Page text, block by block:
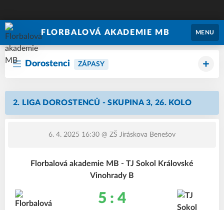
FLORBALOVÁ AKADEMIE MB MENU
Dorostenci ZÁPASY
2. LIGA DOROSTENCŮ - SKUPINA 3, 26. KOLO
6. 4. 2025 16:30 @ ZŠ Jiráskova Benešov
Florbalová akademie MB - TJ Sokol Královské
Vinohrady B
5 : 4